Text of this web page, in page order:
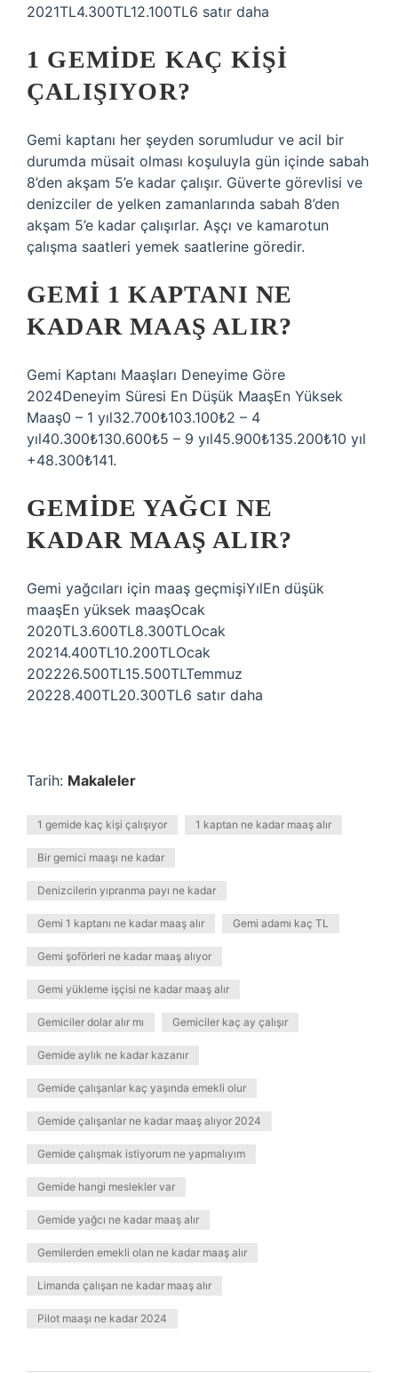
2021TL4.300TL12.100TL6 satır daha
1 GEMIDE KAÇ KIŞI
ÇALIŞIYOR?
Gemi kaptanı her şeyden sorumludur ve acil bir
durumda müsait olması koşuluyla gün içinde sabah
8’den akşam 5’e kadar çalışır. Güverte görevlisi ve
denizciler de yelken zamanlarında sabah 8’den
akşam 5’e kadar çalışırlar. Aşçı ve kamarotun
çalışma saatleri yemek saatlerine göredir.
GEMI 1 KAPTANI NE
KADAR MAAŞ ALIR?
Gemi Kaptanı Maaşları Deneyime Göre
2024Deneyim Süresi En Düşük MaaşEn Yüksek
Maaş0 – 1 yıl32.700₺103.100₺2 – 4
yıl40.300₺130.600₺5 – 9 yıl45.900₺135.200₺10 yıl
+48.300₺141.
GEMIDE YAĞCI NE
KADAR MAAŞ ALIR?
Gemi yağcıları için maaş geçmişiYılEn düşük
maaşEn yüksek maaşOcak
2020TL3.600TL8.300TLOcak
20214.400TL10.200TLOcak
202226.500TL15.500TLTemmuz
20228.400TL20.300TL6 satır daha
Tarih: Makaleler
1 gemide kaç kişi çalışıyor 1 kaptan ne kadar maaş alır
Bir gemici maaşı ne kadar
Denizcilerin yıpranma payı ne kadar
Gemi 1 kaptanı ne kadar maaş alır Gemi adamı kaç TL
Gemi şoförleri ne kadar maaş alıyor
Gemi yükleme işçisi ne kadar maaş alır
Gemiciler dolar alır mı Gemiciler kaç ay çalışır
Gemide aylık ne kadar kazanır
Gemide çalışanlar kaç yaşında emekli olur
Gemide çalışanlar ne kadar maaş alıyor 2024
Gemide çalışmak istiyorum ne yapmalıyım
Gemide hangi meslekler var
Gemide yağcı ne kadar maaş alır
Gemilerden emekli olan ne kadar maaş alır
Limanda çalışan ne kadar maaş alır
Pilot maaşı ne kadar 2024